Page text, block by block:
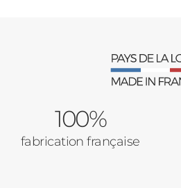
100%
fabrication française